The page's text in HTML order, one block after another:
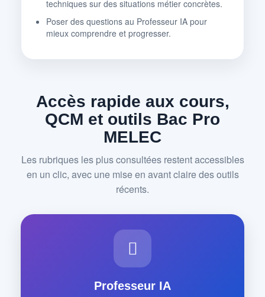
techniques sur des situations métier concrètes.
Poser des questions au Professeur IA pour
mieux comprendre et progresser.
Accès rapide aux cours,
QCM et outils Bac Pro
MELEC
Les rubriques les plus consultées restent accessibles
en un clic, avec une mise en avant claire des outils
récents.
Professeur IA